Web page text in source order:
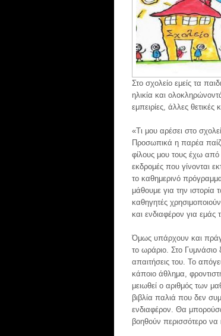
ΔΙΑΤΡΟΦΗ-
ΠΟΛΙΤΙΣΜΟΣ
ΑΘΛΗΤΙΚΑ
ΙΔΙΑΙΤΕΡΑ
ΨΥΧΑΓΩΓΙΑ
Στο σχολείο εμείς τα
ηλικία και
εμπειρίες, άλλες θετικές
«Τι μου αρέσει στο
Προσωπικά η παρέα
φίλους μου τους έχω
εκδρομές που γίνονται
το καθημερινό
μάθουμε για την ιστορία
καθηγητές
και ενδιαφέρον για
Όμως υπάρχουν και
το ωράριο. Στο Γυμνάσιο
απαιτήσεις του. Το
κάποιο άθλημα,
μειωθεί ο αριθμός των
βιβλία παλιά που δεν
ενδιαφέρον. Θα
βοηθούν περισσότερο